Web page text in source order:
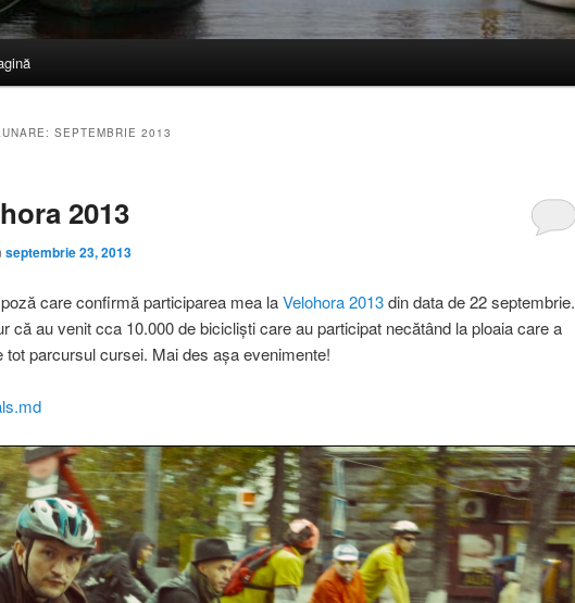
SEPTEMBRIE 2013
2013
septembrie 23, 2013
care confirmă participarea mea laVelohora 2013din data de 22 septembrie.
că au venit cca 10.000 de bicicliști care au participat necătând la ploaia care a
tot parcursul cursei. Mai des așa evenimente!